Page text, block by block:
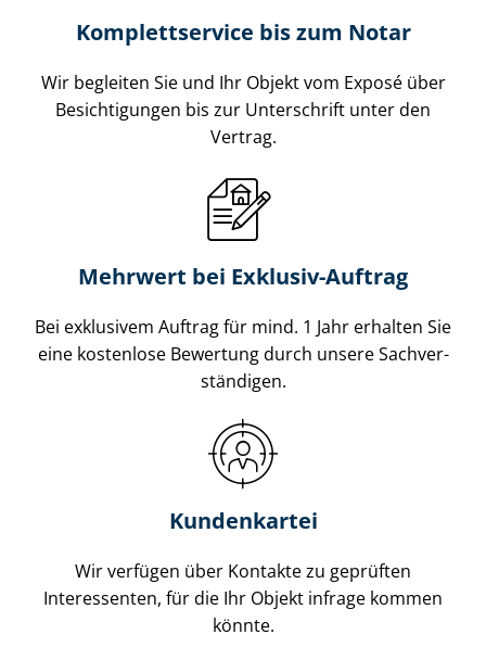
Komplettservice bis zum Notar
Wir begleiten Sie und Ihr Objekt vom Exposé über
Besichtigungen bis zur Unterschrift unter den
Vertrag.
Mehrwert bei Exklusiv-Auftrag
Bei exklusivem Auftrag für mind. 1 Jahr erhalten Sie
eine kostenlose Bewertung durch unsere Sach­ver­
stän­di­gen.
Kundenkartei
Wir verfügen über Kontakte zu geprüften
Interessenten, für die Ihr Objekt infrage kommen
könnte.